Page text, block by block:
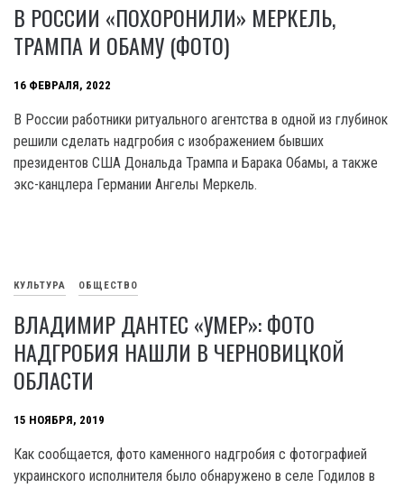
В РОССИИ «ПОХОРОНИЛИ» МЕРКЕЛЬ,
ТРАМПА И ОБАМУ (ФОТО)
16 ФЕВРАЛЯ, 2022
В России работники ритуального агентства в одной из глубинок
решили сделать надгробия с изображением бывших
президентов США Дональда Трампа и Барака Обамы, а также
экс-канцлера Германии Ангелы Меркель.
КУЛЬТУРА ОБЩЕСТВО
ВЛАДИМИР ДАНТЕС «УМЕР»: ФОТО
НАДГРОБИЯ НАШЛИ В ЧЕРНОВИЦКОЙ
ОБЛАСТИ
15 НОЯБРЯ, 2019
Как сообщается, фото каменного надгробия с фотографией
украинского исполнителя было обнаружено в селе Годилов в